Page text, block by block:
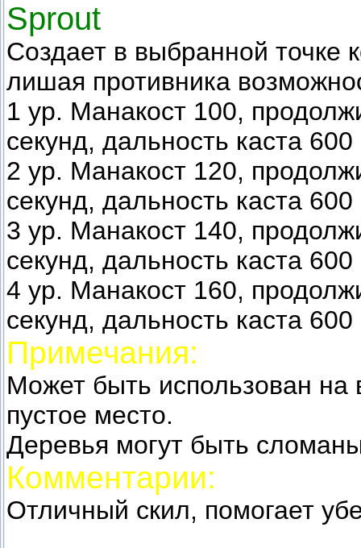
Sprout
Создает в выбранной точке
лишая противника
1 ур. Манакост 100,
секунд, дальность каста 600
2 ур. Манакост 120,
секунд, дальность каста 600
3 ур. Манакост 140,
секунд, дальность каста 600
4 ур. Манакост 160,
секунд, дальность каста 600
Примечания:
Может быть использован на
пустое место.
Деревья могут быть
Комментарии:
Отличный скил, помогает